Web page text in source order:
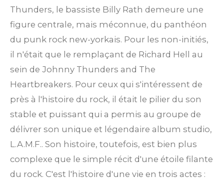
Thunders, le bassiste Billy Rath demeure une
figure centrale, mais méconnue, du panthéon
du punk rock new-yorkais. Pour les non-initiés,
il n'était que le remplaçant de Richard Hell au
sein de Johnny Thunders and The
Heartbreakers. Pour ceux qui s'intéressent de
près à l'histoire du rock, il était le pilier du son
stable et puissant qui a permis au groupe de
délivrer son unique et légendaire album studio,
L.A.M.F.. Son histoire, toutefois, est bien plus
complexe que le simple récit d'une étoile filante
du rock. C'est l'histoire d'une vie en trois actes :